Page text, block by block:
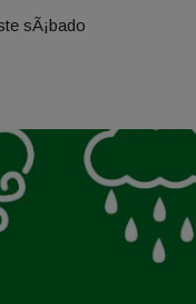
sÃ¡bado